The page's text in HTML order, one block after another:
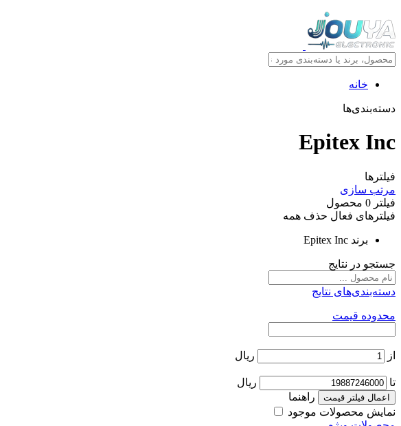
خانه
دسته‌بندی‌ها
Epitex Inc
فیلترها
مرتب سازی
فیلتر 0 محصول
فیلترهای فعال حذف همه
برند Epitex Inc
جستجو در نتایج
دسته‌بندی‌های نتایج
محدوده قیمت
از ریال
تا ریال
اعمال فیلتر قیمت
راهنما
نمایش محصولات موجود